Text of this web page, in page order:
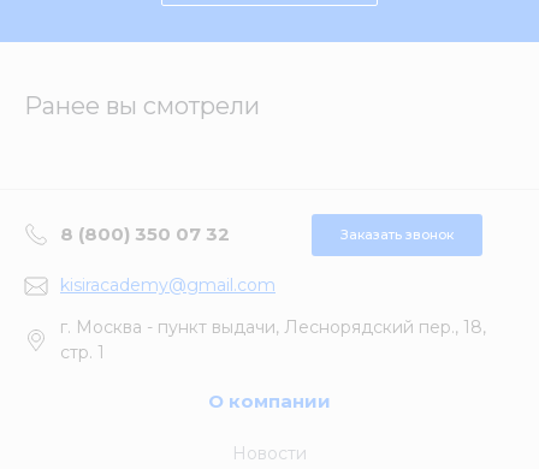
Ранее вы смотрели
8 (800) 350 07 32 Заказать звонок
kisiracademy@gmail.com
г. Москва - пункт выдачи, Леснорядский пер., 18,
стр. 1
О компании
Новости